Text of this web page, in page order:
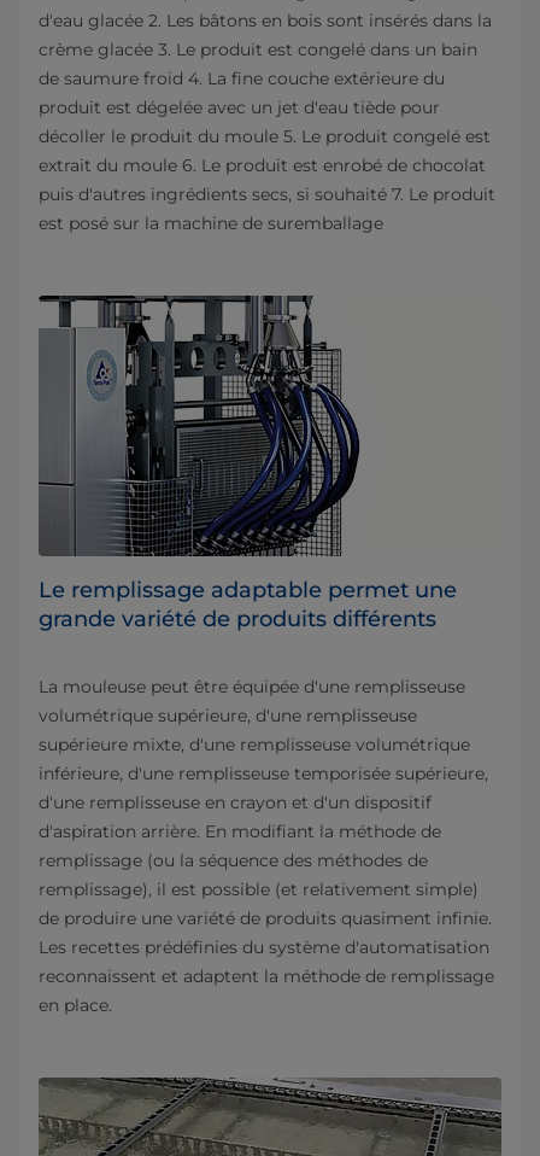
d'eau glacée 2. Les bâtons en bois sont insérés dans la
crème glacée 3. Le produit est congelé dans un bain
de saumure froid 4. La fine couche extérieure du
produit est dégelée avec un jet d'eau tiède pour
décoller le produit du moule 5. Le produit congelé est
extrait du moule 6. Le produit est enrobé de chocolat
puis d'autres ingrédients secs, si souhaité 7. Le produit
est posé sur la machine de suremballage
Le remplissage adaptable permet une
grande variété de produits différents
La mouleuse peut être équipée d'une remplisseuse
volumétrique supérieure, d'une remplisseuse
supérieure mixte, d'une remplisseuse volumétrique
inférieure, d'une remplisseuse temporisée supérieure,
d'une remplisseuse en crayon et d'un dispositif
d'aspiration arrière. En modifiant la méthode de
remplissage (ou la séquence des méthodes de
remplissage), il est possible (et relativement simple)
de produire une variété de produits quasiment infinie.
Les recettes prédéfinies du système d'automatisation
reconnaissent et adaptent la méthode de remplissage
en place.